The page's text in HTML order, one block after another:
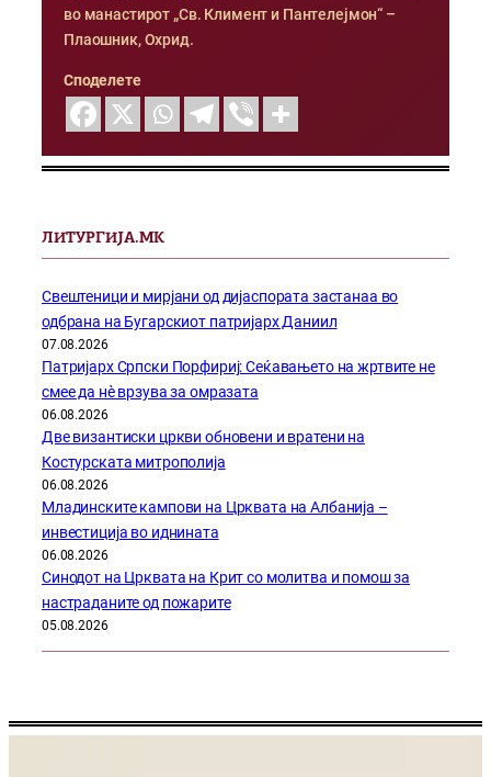
во манастирот „Св. Климент и Пантелејмон“ –
Плаошник, Охрид.
Споделете
ЛИТУРГИЈА.МК
Свештеници и мирјани од дијаспората застанаа во
одбрана на Бугарскиот патријарх Даниил
07.08.2026
Патријарх Српски Порфириј: Сеќавањето на жртвите не
смее да нѐ врзува за омразата
06.08.2026
Две византиски цркви обновени и вратени на
Костурската митрополија
06.08.2026
Младинските кампови на Црквата на Албанија –
инвестиција во иднината
06.08.2026
Синодот на Црквата на Крит со молитва и помош за
настраданите од пожарите
05.08.2026